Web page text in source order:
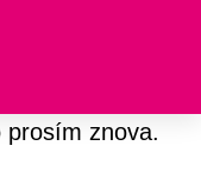
prosím znova.